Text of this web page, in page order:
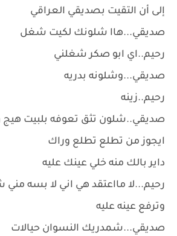
إلى أن التقيت بصديقي العراقي
صديقي...هاا شلونك لكيت شغل
رحيم..اي ابو صكر شغلني
صديقي...وشلونه بدريه
رحيم..زينه
صديقي..شلون تثق تعوفه بلبيت هيج
ايجوز من تطلع تطلع وراك
داير بالك منه خلي عينك عليه
رحيم...لا مااعتقد هي اني لا بسه
وترفع عينه عليه
صديقي...شمدريك النسوان حيالات